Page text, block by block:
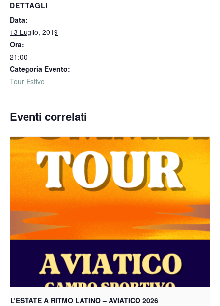
DETTAGLI
Data:
13 Luglio, 2019
Ora:
21:00
Categoria Evento:
Tour Estivo
Eventi correlati
L’ESTATE A RITMO LATINO – AVIATICO 2026